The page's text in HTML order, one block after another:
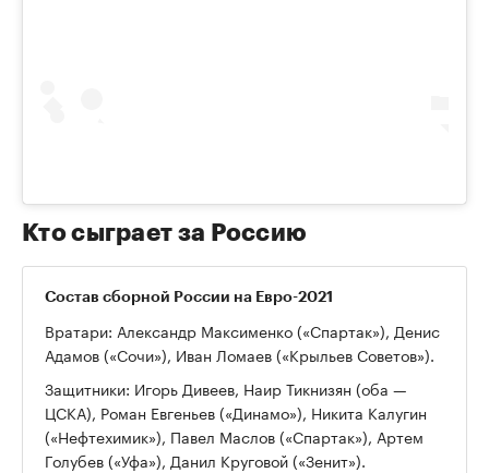
Кто сыграет за Россию
Состав сборной России на Евро-2021
Вратари: Александр Максименко («Спартак»), Денис
Адамов («Сочи»), Иван Ломаев («Крыльев Советов»).
Защитники: Игорь Дивеев, Наир Тикнизян (оба —
ЦСКА), Роман Евгеньев («Динамо»), Никита Калугин
(«Нефтехимик»), Павел Маслов («Спартак»), Артем
Голубев («Уфа»), Данил Круговой («Зенит»).